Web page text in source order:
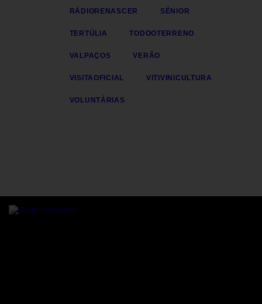
RÁDIORENASCER SÉNIOR
TERTÚLIA TODOOTERRENO
VALPAÇOS VERÃO
VISITAOFICIAL VITIVINICULTURA
VOLUNTÁRIAS